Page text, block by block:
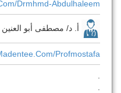
drmhmd-Abdulhaleem
أ. د/ مصطفى أبو
profmostafa
.
.